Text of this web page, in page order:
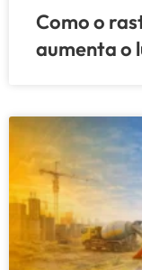
Como o
aumenta o